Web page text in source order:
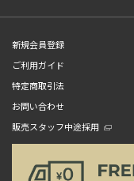
新規会員登録
ご利用ガイド
特定商取引法
お問い合わせ
販売スタッフ中途採用